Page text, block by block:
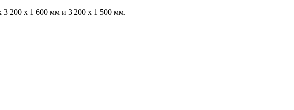
3 200 x 1 600 мм и 3 200 x 1 500 мм.